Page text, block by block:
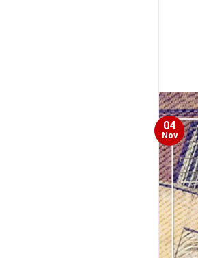
04
Nov